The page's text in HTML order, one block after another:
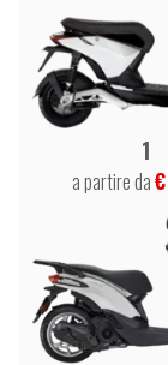
1
a partire da